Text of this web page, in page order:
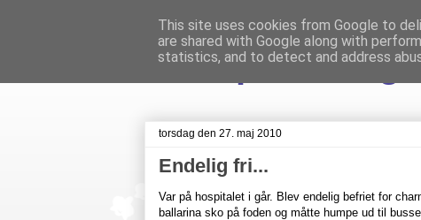
Livet på
torsdag den 27. maj 2010
Endelig fri...
Var på hospitalet i går. Blev endelig befriet for
ballarina sko på foden og måtte humpe ud til
This site uses cookies from Google to
are shared with Google along with
statistics, and to detect and address